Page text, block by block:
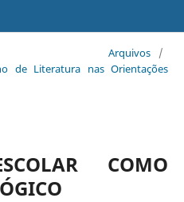
Arquivos
/
de Literatura nas Orientações
COMO